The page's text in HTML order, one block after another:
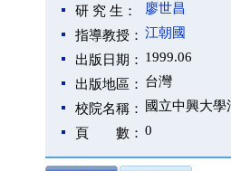
研 究 生：
廖世昌
指導教授： 江朝國
出版日期： 1999.06
出版地區： 台灣
校院名稱：
國立中興大
頁 數： 0